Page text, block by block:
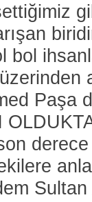
bol
Paşa
derece
Sultan